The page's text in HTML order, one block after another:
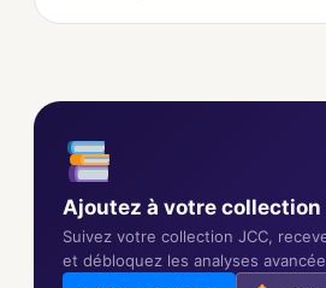
Ajoutez à votre collection
Suivez votre collection JCC,
et débloquez les analyses